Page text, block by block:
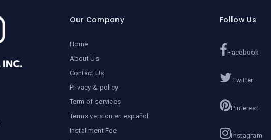
Our Company
Home
About Us
Contact Us
Privacy & policy
Term of services
Terms version en español
Installment Fee
Follow Us
Facebook
Twitter
Pinterest
Instagram